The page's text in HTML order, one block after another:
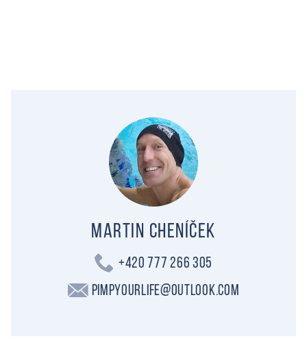
Martin Cheníček
+420 777 266 305
PimpYourLife@outlook.com